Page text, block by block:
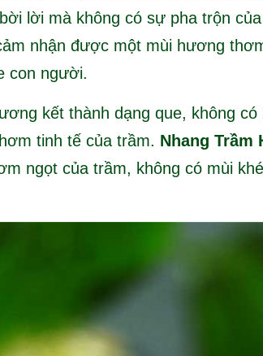
lời mà không có sự pha trộn
nhận được một mùi hương
con người.
kết thành dạng que, không
tinh tế của trầm. Nhang Trầm
ngọt của trầm, không có mùi